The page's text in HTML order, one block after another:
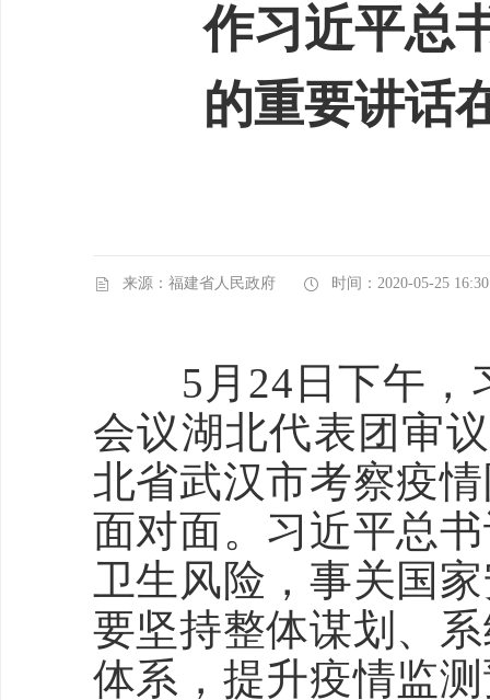
作习近平总
的重要讲话
来源：福建省人民政府 时间：2020-05-25 16:30
5月24日下午，
会议湖北代表团审
北省武汉市考察疫
面对面。习近平总
卫生风险，事关国
要坚持整体谋划、
体系，提升疫情监